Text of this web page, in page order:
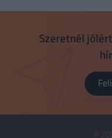
Szeretnél
©